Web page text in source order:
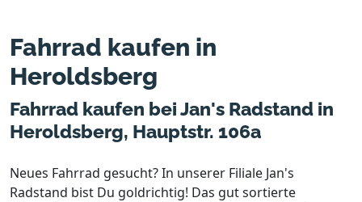
Fahrrad kaufen in
Heroldsberg
Fahrrad kaufen bei Jan's Radstand in
Heroldsberg, Hauptstr. 106a
Neues Fahrrad gesucht? In unserer Filiale Jan's
Radstand bist Du goldrichtig! Das gut sortierte